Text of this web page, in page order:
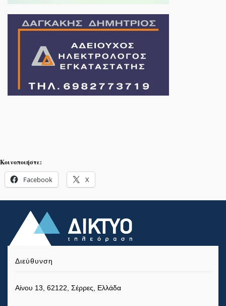
Κοινοποιήστε:
Facebook X
Διεύθυνση
Αίνου 13, 62122, Σέρρες, Ελλάδα